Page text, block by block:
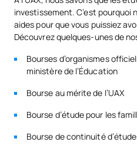
investissement. C’est pourquoi
aides pour que vous puissiez
Découvrez quelques-unes de
Bourses d’organismes
ministère de l’Éducation
Bourse au mérite de l’UAX
Bourse d’étude pour les
Bourse de continuité